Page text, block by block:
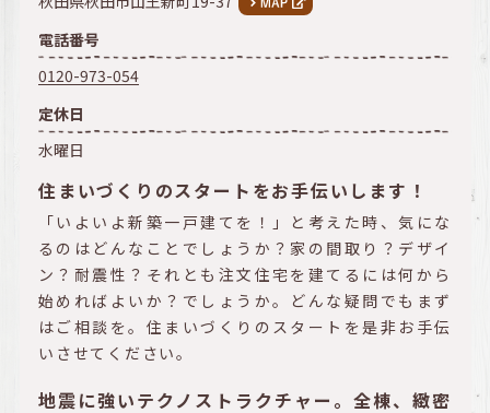
電話番号
0120-973-054
定休日
水曜日
住まいづくりのスタートをお手伝いします！
「いよいよ新築一戸建てを！」と考えた時、気にな
るのはどんなことでしょうか？家の間取り？デザイ
ン？耐震性？それとも注文住宅を建てるには何から
始めればよいか？でしょうか。どんな疑問でもまず
はご相談を。住まいづくりのスタートを是非お手伝
いさせてください。
地震に強いテクノストラクチャー。全棟、緻密